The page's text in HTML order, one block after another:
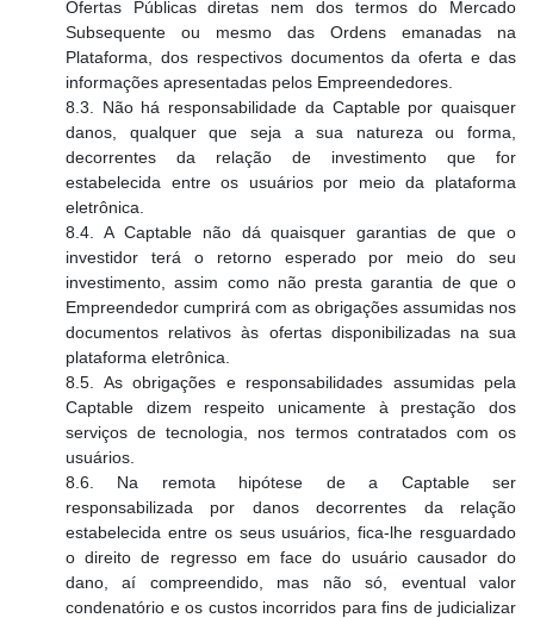
Ofertas Públicas diretas nem dos termos do Mercado
Subsequente ou mesmo das Ordens emanadas na
Plataforma, dos respectivos documentos da oferta e das
informações apresentadas pelos Empreendedores.
8.3. Não há responsabilidade da Captable por quaisquer
danos, qualquer que seja a sua natureza ou forma,
decorrentes da relação de investimento que for
estabelecida entre os usuários por meio da plataforma
eletrônica.
8.4. A Captable não dá quaisquer garantias de que o
investidor terá o retorno esperado por meio do seu
investimento, assim como não presta garantia de que o
Empreendedor cumprirá com as obrigações assumidas nos
documentos relativos às ofertas disponibilizadas na sua
plataforma eletrônica.
8.5. As obrigações e responsabilidades assumidas pela
Captable dizem respeito unicamente à prestação dos
serviços de tecnologia, nos termos contratados com os
usuários.
8.6. Na remota hipótese de a Captable ser
responsabilizada por danos decorrentes da relação
estabelecida entre os seus usuários, fica-lhe resguardado
o direito de regresso em face do usuário causador do
dano, aí compreendido, mas não só, eventual valor
condenatório e os custos incorridos para fins de judicializar